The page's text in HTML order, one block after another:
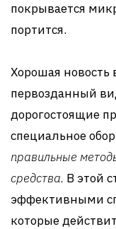
покрывается
портится.
Хорошая новость
первозданный
дорогостоящие
специальное
правильные
средства. В этой
эффективными
которые